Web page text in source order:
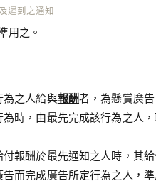
遲到之通知
用之。
為之人給與報酬者，為懸賞廣
時，由最先完成該行為之人
報酬於最先通知之人時，其
而完成廣告所定行為之人，準